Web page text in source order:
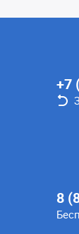
+7
8